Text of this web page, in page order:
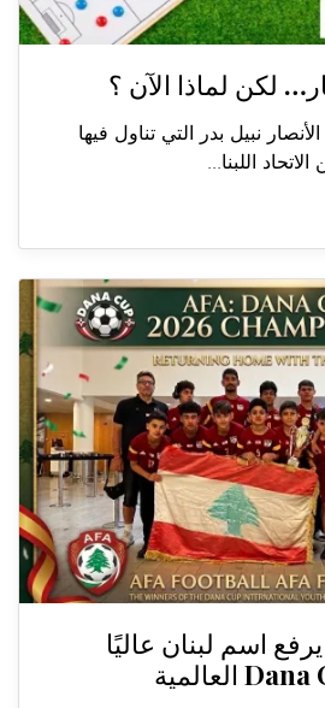
لكن لماذا الآن ؟
نبيل بدر التي تناول فيها
اللبنا...
AFA Lebanon يرفع اسم لبنان عاليًا